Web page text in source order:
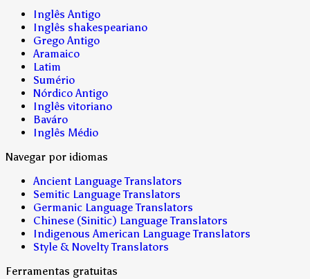
Inglês Antigo
Inglês shakespeariano
Grego Antigo
Aramaico
Latim
Sumério
Nórdico Antigo
Inglês vitoriano
Baváro
Inglês Médio
Navegar por idiomas
Ancient Language Translators
Semitic Language Translators
Germanic Language Translators
Chinese (Sinitic) Language Translators
Indigenous American Language Translators
Style & Novelty Translators
Ferramentas gratuitas